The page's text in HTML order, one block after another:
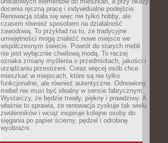
docenia ręczną pracę i indywidualne podejście.
Renowacja stała się więc nie tylko hobby, ale
czasem również sposobem na działalność
zawodową. To przykład na to, że tradycyjne
umiejętności mogą znaleźć nowe miejsce we
współczesnym świecie. Powrót do starych mebli
nie jest wyłącznie chwilową modą. To raczej
oznaka zmiany myślenia o przedmiotach, jakości i
urządzaniu przestrzeni. Coraz więcej osób chce
mieszkać w miejscach, które są nie tylko
funkcjonalne, ale również autentyczne. Odnowiony
mebel nie musi być idealny w sensie fabrycznym.
Wystarczy, że będzie trwały, piękny i prawdziwy. A
właśnie to sprawia, że renowacja zyskuje tak wielu
zwolenników i wciąż inspiruje kolejne osoby do
sięgania po papier ścierny, pędzel i odrobinę
wyobraźni.